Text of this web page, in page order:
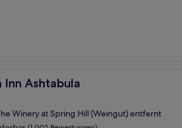
Inn Ashtabula
Ashtabula
Winery at Spring Hill (Weingut) entfernt